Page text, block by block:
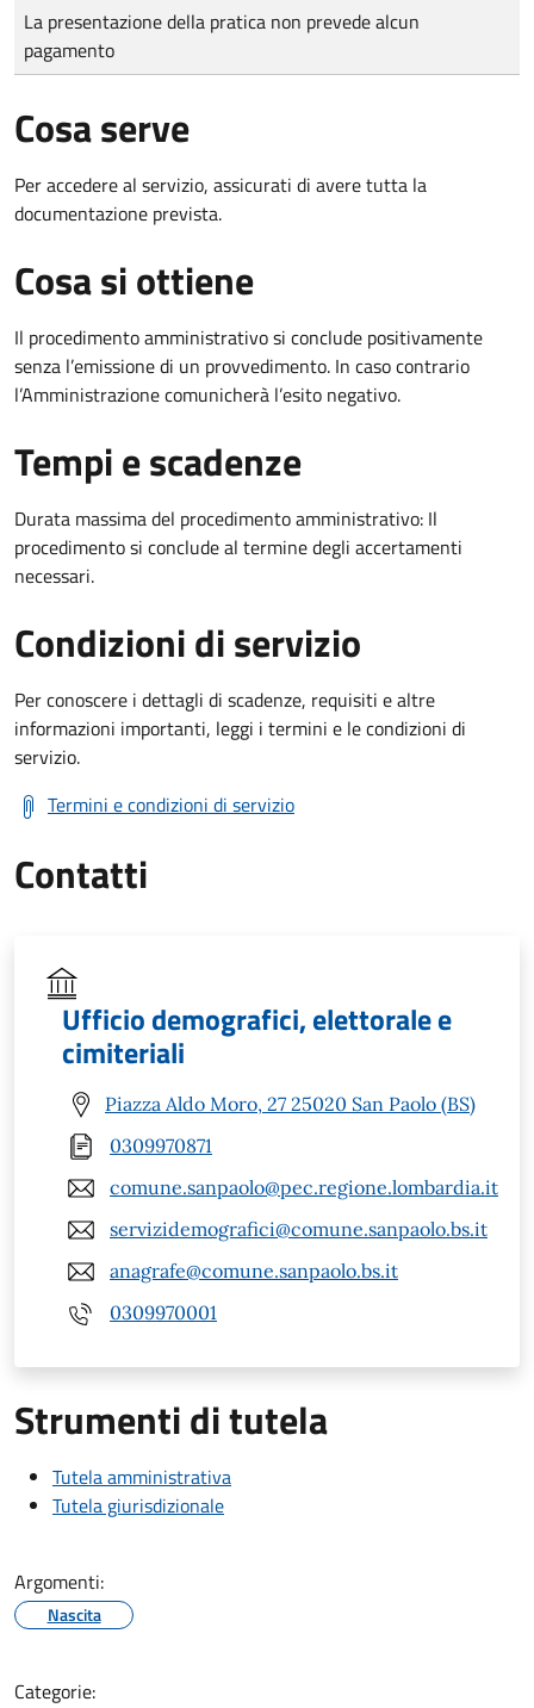
Tipo di pagamento
Importo
La presentazione della pratica non prevede alcun
pagamento
Cosa serve
Per accedere al servizio, assicurati di avere tutta la
documentazione prevista.
Cosa si ottiene
Il procedimento amministrativo si conclude positivamente
senza l’emissione di un provvedimento. In caso contrario
l’Amministrazione comunicherà l’esito negativo.
Tempi e scadenze
Durata massima del procedimento amministrativo: Il
procedimento si conclude al termine degli accertamenti
necessari.
Condizioni di servizio
Per conoscere i dettagli di scadenze, requisiti e altre
informazioni importanti, leggi i termini e le condizioni di
servizio.
Termini e condizioni di servizio
Contatti
Ufficio demografici, elettorale e
cimiteriali
Piazza Aldo Moro, 27 25020 San Paolo (BS)
0309970871
comune.sanpaolo@pec.regione.lombardia.it
servizidemografici@comune.sanpaolo.bs.it
anagrafe@comune.sanpaolo.bs.it
0309970001
Strumenti di tutela
Tutela amministrativa
Tutela giurisdizionale
Argomenti:
Nascita
Categorie: